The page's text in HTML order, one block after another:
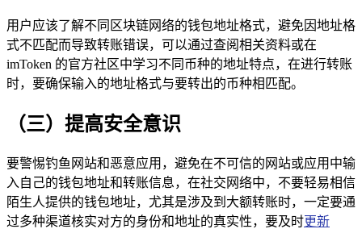
用户应该了解不同区块链网络的钱包地址格式，避免因地址格
式不匹配而导致转账错误，可以通过查阅相关资料或在
imToken 的官方社区中学习不同币种的地址特点，在进行转账
时，要确保输入的地址格式与要转出的币种相匹配。
（三）提高安全意识
要警惕钓鱼网站和恶意应用，避免在不可信的网站或应用中输
入自己的钱包地址和转账信息，在社交网络中，不要轻易相信
陌生人提供的钱包地址，尤其是涉及到大额转账时，一定要通
过多种渠道核实对方的身份和地址的真实性，要及时更新